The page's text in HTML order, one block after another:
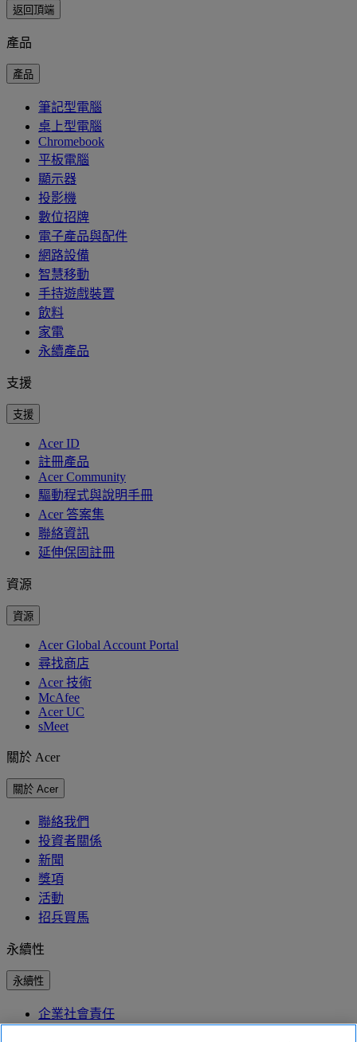
返回頂端
產品
產品
筆記型電腦
桌上型電腦
Chromebook
平板電腦
顯示器
投影機
數位招牌
電子產品與配件
網路設備
智慧移動
手持遊戲裝置
飲料
家電
永續產品
支援
支援
Acer ID
註冊產品
Acer Community
驅動程式與說明手冊
Acer 答案集
聯絡資訊
延伸保固註冊
資源
資源
Acer Global Account Portal
尋找商店
Acer 技術
McAfee
Acer UC
sMeet
關於 Acer
關於 Acer
聯絡我們
投資者關係
新聞
獎項
活動
招兵買馬
永續性
永續性
企業社會責任